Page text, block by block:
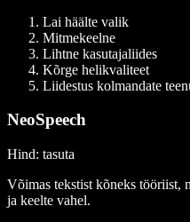
Lai häälte valik
Mitmekeelne
Lihtne kasutajaliides
Kõrge helikvaliteet
Liidestus kolmandate
NeoSpeech
Hind: tasuta
Võimas tekstist kõneks tööriist,
ja keelte vahel.